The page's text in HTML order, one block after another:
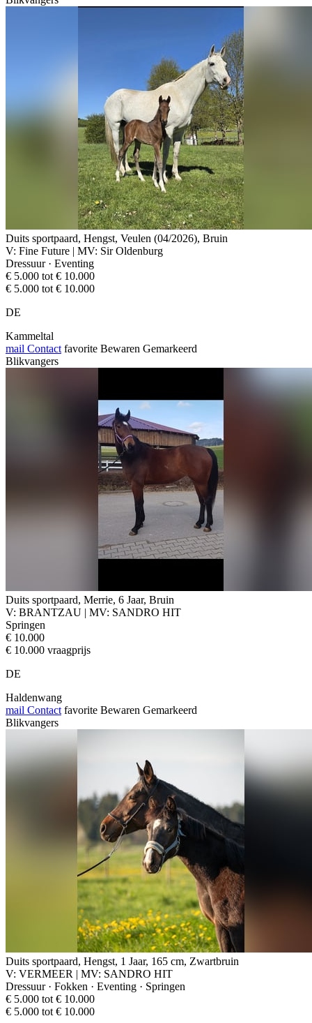
Duits sportpaard, Hengst, Veulen (04/2026), Bruin
V: Fine Future | MV: Sir Oldenburg
Dressuur · Eventing
€ 5.000 tot € 10.000
€ 5.000 tot € 10.000
DE
Kammeltal
mail Contact favorite Bewaren Gemarkeerd
Blikvangers
Duits sportpaard, Merrie, 6 Jaar, Bruin
V: BRANTZAU | MV: SANDRO HIT
Springen
€ 10.000
€ 10.000 vraagprijs
DE
Haldenwang
mail Contact favorite Bewaren Gemarkeerd
Blikvangers
Duits sportpaard, Hengst, 1 Jaar, 165 cm, Zwartbruin
V: VERMEER | MV: SANDRO HIT
Dressuur · Fokken · Eventing · Springen
€ 5.000 tot € 10.000
€ 5.000 tot € 10.000